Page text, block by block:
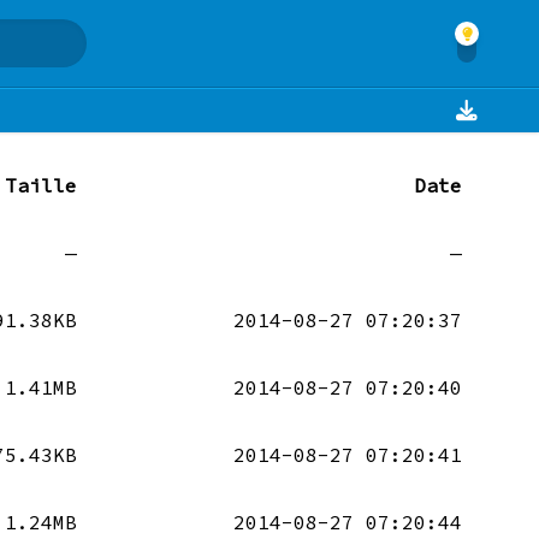
Taille Date
— —
2014-08-27 07:20:37
1.41MB 2014-08-27 07:20:40
2014-08-27 07:20:41
1.24MB 2014-08-27 07:20:44